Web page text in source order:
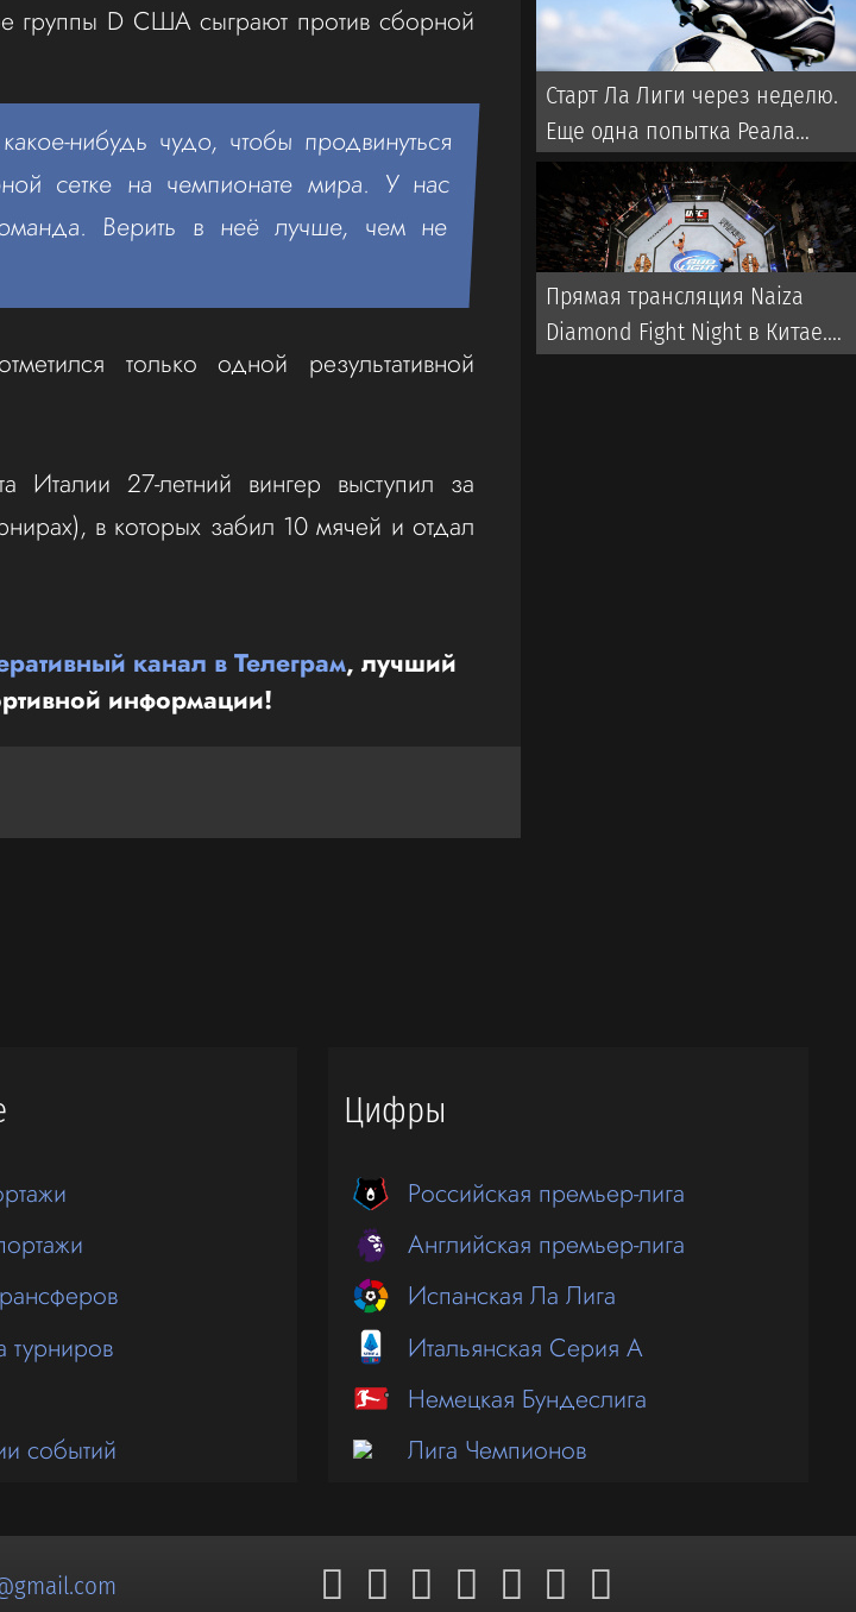
группы D США сыграют против сборной
нибудь чудо, чтобы продвинуться
сетке на чемпионате мира. У нас
Верить в неё лучше, чем не
только одной результативной
Италии 27-летний вингер выступил за
в которых забил 10 мячей и отдал
канал в Телеграм, лучший
информации!
Старт Ла Лиги через неделю.
Еще одна попытка Реала
забрать титул у Флика
Прямая трансляция Naiza
Diamond Fight Night в Китае.
турниров
событий
Цифры
Российская премьер-лига
Английская премьер-лига
Испанская Ла Лига
Итальянская Серия А
Немецкая Бундеслига
Лига Чемпионов